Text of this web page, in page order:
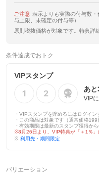
ご注意 表示よりも実際の付与数
与上限、未確定の付与等）
原則税抜価格が対象です。特典詳
条件達成でおトク
VIPスタンプ
あと
VIP
・VIPスタンプを貯めるにはログイ
・この商品は対象です（通常価格199
・有効期限は最新のスタンプ獲得か
※8月26日より、VIP特典が「＋1％」
※ 利用先・期間限定
バリエーション